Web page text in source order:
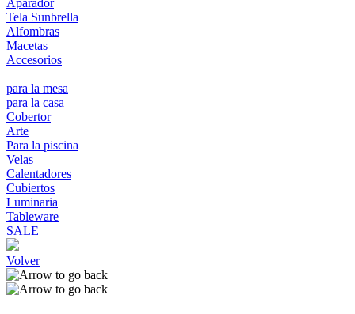
Aparador
Tela Sunbrella
Alfombras
Macetas
Accesorios
+
para la mesa
para la casa
Cobertor
Arte
Para la piscina
Velas
Calentadores
Cubiertos
Luminaria
Tableware
SALE
Volver